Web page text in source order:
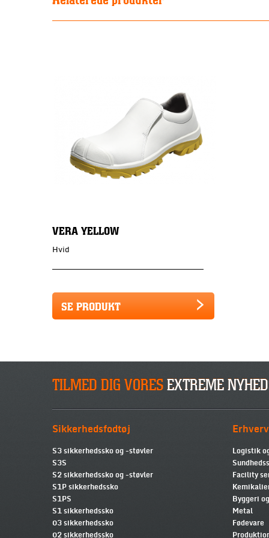
VERA YELLOW
Hvid
SE PRODUKT
TILMED DIG VORESEXTREME
Sikkerhedsfodtøj
S3 sikkerhedssko og -støvler
S3S
S2 sikkerhedssko og -støvler
S1P sikkerhedssko
S1PS
S1 sikkerhedssko
03 sikkerhedssko
02 sikkerhedssko
Erhverv
Logistik
Facility
Byggeri
Metal
Fødevare